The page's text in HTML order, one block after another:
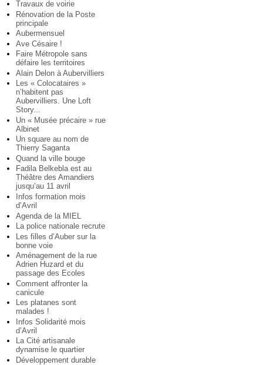
Travaux de voirie
Rénovation de la Poste
principale
Aubermensuel
Ave Césaire !
Faire Métropole sans
défaire les territoires
Alain Delon à Aubervilliers
Les « Colocataires »
n’habitent pas
Aubervilliers. Une Loft
Story...
Un « Musée précaire » rue
Albinet
Un square au nom de
Thierry Saganta
Quand la ville bouge
Fadila Belkebla est au
Théâtre des Amandiers
jusqu’au 11 avril
Infos formation mois
d’Avril
Agenda de la MIEL
La police nationale recrute
Les filles d’Auber sur la
bonne voie
Aménagement de la rue
Adrien Huzard et du
passage des Ecoles
Comment affronter la
canicule
Les platanes sont
malades !
Infos Solidarité mois
d’Avril
La Cité artisanale
dynamise le quartier
Développement durable